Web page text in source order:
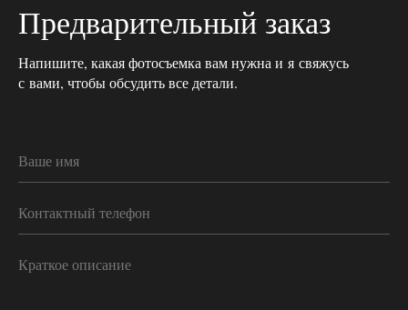
Предварительный заказ
Напишите, какая фотосъемка вам нужна и я свяжусь
с вами, чтобы обсудить все детали.